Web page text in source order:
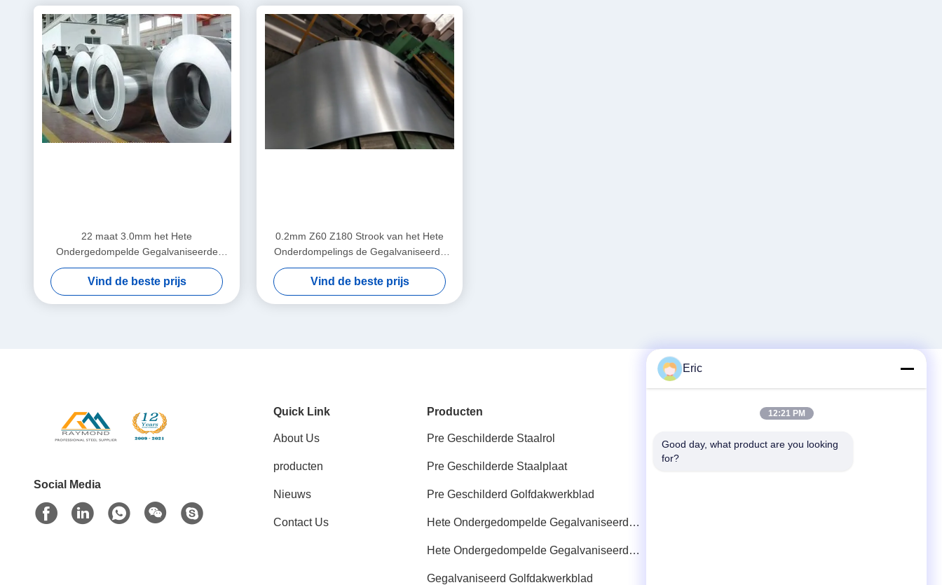
22 maat 3.0mm het Hete
Ondergedompelde Gegalvaniseerde
Lovertje Chromated van Staalrollen
Vind de beste prijs
0.2mm Z60 Z180 Strook van het Hete
Onderdompelings de Gegalvaniseerde
Staal
Vind de beste prijs
Social Media
Quick Link
About Us
producten
Nieuws
Contact Us
Producten
Pre Geschilderde Staalrol
Pre Geschilderde Staalplaat
Pre Geschilderd Golfdakwerkblad
Hete Ondergedompelde Gegalvaniseerde
Hete Ondergedompelde Gegalvaniseerde
Gegalvaniseerd Golfdakwerkblad
Tel
Eric
12:21 PM
Good day, what product are you looking
for?